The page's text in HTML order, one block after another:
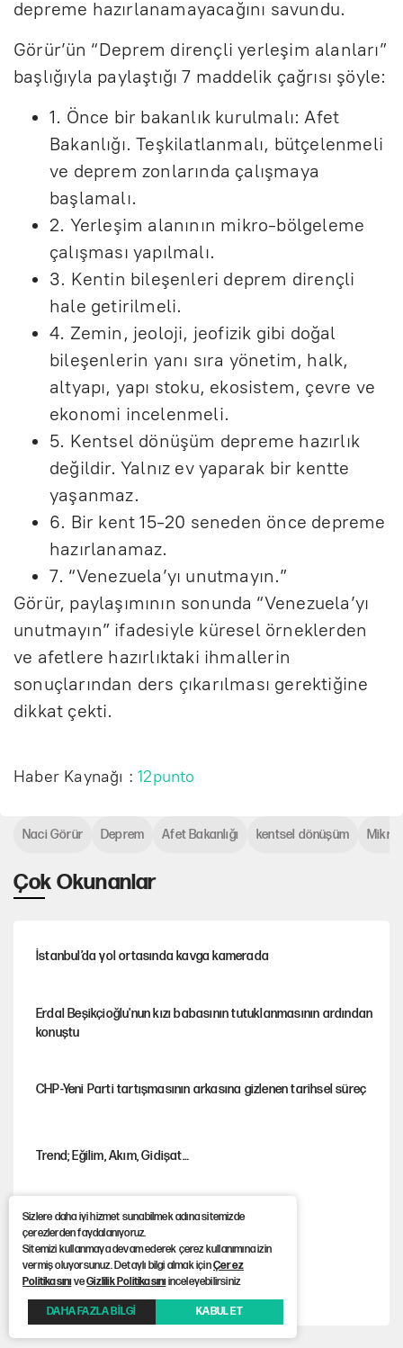
depreme hazırlanamayacağını savundu.
Görür’ün “Deprem dirençli yerleşim alanları”
başlığıyla paylaştığı 7 maddelik çağrısı şöyle:
1. Önce bir bakanlık kurulmalı: Afet
Bakanlığı. Teşkilatlanmalı, bütçelenmeli
ve deprem zonlarında çalışmaya
başlamalı.
2. Yerleşim alanının mikro-bölgeleme
çalışması yapılmalı.
3. Kentin bileşenleri deprem dirençli
hale getirilmeli.
4. Zemin, jeoloji, jeofizik gibi doğal
bileşenlerin yanı sıra yönetim, halk,
altyapı, yapı stoku, ekosistem, çevre ve
ekonomi incelenmeli.
5. Kentsel dönüşüm depreme hazırlık
değildir. Yalnız ev yaparak bir kentte
yaşanmaz.
6. Bir kent 15-20 seneden önce depreme
hazırlanamaz.
7. “Venezuela’yı unutmayın.”
Görür, paylaşımının sonunda “Venezuela’yı
unutmayın” ifadesiyle küresel örneklerden
ve afetlere hazırlıktaki ihmallerin
sonuçlarından ders çıkarılması gerektiğine
dikkat çekti.
Haber Kaynağı :12punto
Çok Okunanlar
İstanbul’da yol ortasında kavga kamerada
Erdal Beşikçioğlu'nun kızı babasının tutuklanmasının ardından
konuştu
CHP-Yeni Parti tartışmasının arkasına gizlenen tarihsel süreç
Trend; Eğilim, Akım, Gidişat…
Kısırdöngü: Enflasyon-kur ve faiz kıskacı
YENİ Parti'nin çerçeve yasa kararı belli oldu!
Naci Görür Deprem Afet Bakanlığı kentsel dönüşüm
Sizlere daha iyi hizmet sunabilmek adına sitemizde
çerezlerden faydalanıyoruz.
Sitemizi kullanmaya devam ederek çerez kullanımına izin
vermiş oluyorsunuz. Detaylı bilgi almak içinÇerez
PolitikasınıveGizlilik Politikasınıinceleyebilirsiniz
DAHA FAZLA BİLGİ KABUL ET